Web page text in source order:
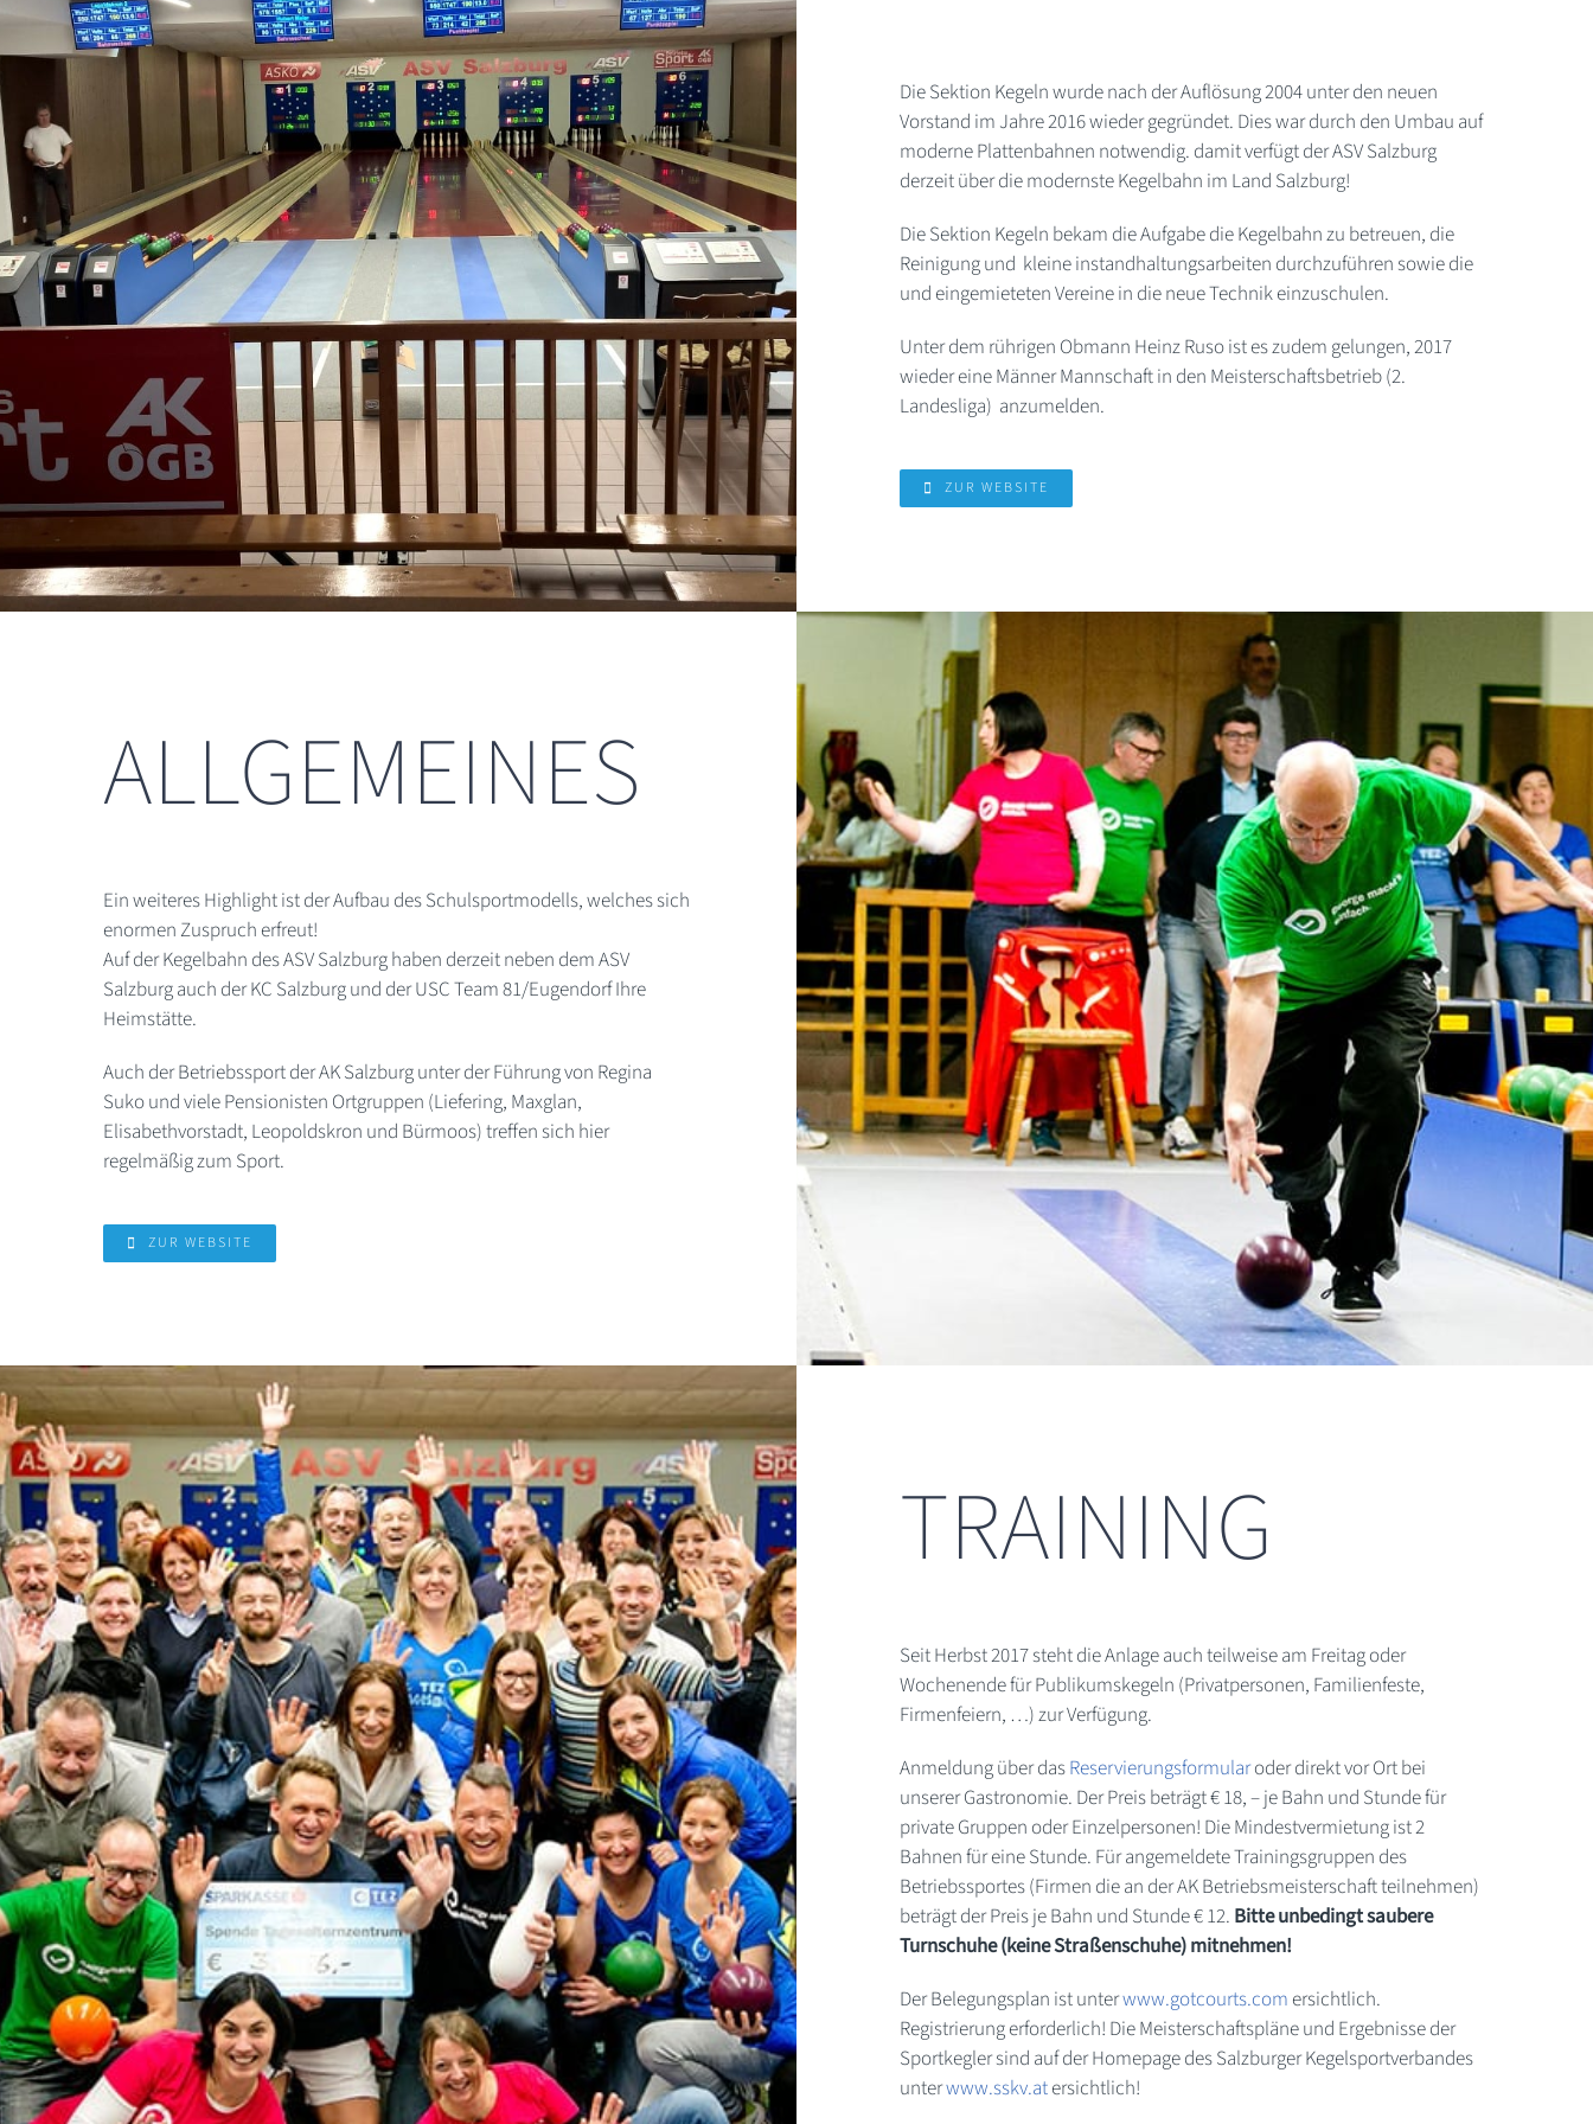
Die Sektion Kegeln wurde nach der Auflösung 2004 unter den neuen
Vorstand im Jahre 2016 wieder gegründet. Dies war durch den Umbau auf
moderne Plattenbahnen notwendig. damit verfügt der ASV Salzburg
derzeit über die modernste Kegelbahn im Land Salzburg!
Die Sektion Kegeln bekam die Aufgabe die Kegelbahn zu betreuen, die
Reinigung und kleine instandhaltungsarbeiten durchzuführen sowie die
und eingemieteten Vereine in die neue Technik einzuschulen.
Unter dem rührigen Obmann Heinz Ruso ist es zudem gelungen, 2017
wieder eine Männer Mannschaft in den Meisterschaftsbetrieb (2.
Landesliga) anzumelden.
ZUR WEBSITE
ALLGEMEINES
Ein weiteres Highlight ist der Aufbau des Schulsportmodells, welches sich
enormen Zuspruch erfreut!
Auf der Kegelbahn des ASV Salzburg haben derzeit neben dem ASV
Salzburg auch der KC Salzburg und der USC Team 81/Eugendorf Ihre
Heimstätte.
Auch der Betriebssport der AK Salzburg unter der Führung von Regina
Suko und viele Pensionisten Ortgruppen (Liefering, Maxglan,
Elisabethvorstadt, Leopoldskron und Bürmoos) treffen sich hier
regelmäßig zum Sport.
ZUR WEBSITE
TRAINING
Seit Herbst 2017 steht die Anlage auch teilweise am Freitag oder
Wochenende für Publikumskegeln (Privatpersonen, Familienfeste,
Firmenfeiern, …) zur Verfügung.
Anmeldung über dasReservierungsformularoder direkt vor Ort bei
unserer Gastronomie. Der Preis beträgt € 18, – je Bahn und Stunde für
private Gruppen oder Einzelpersonen! Die Mindestvermietung ist 2
Bahnen für eine Stunde. Für angemeldete Trainingsgruppen des
Betriebssportes (Firmen die an der AK Betriebsmeisterschaft teilnehmen)
beträgt der Preis je Bahn und Stunde € 12. Bitte unbedingt saubere
Turnschuhe (keine Straßenschuhe) mitnehmen!
Der Belegungsplan ist unterwww.gotcourts.com ersichtlich.
Registrierung erforderlich! Die Meisterschaftspläne und Ergebnisse der
Sportkegler sind auf der Homepage des Salzburger Kegelsportverbandes
unterwww.sskv.atersichtlich!